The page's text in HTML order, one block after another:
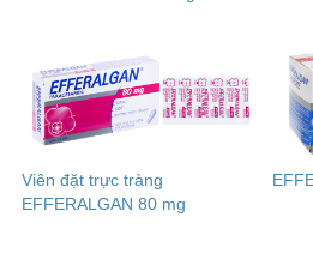
Viên đặt trực tràng
EFFERALGAN 80 mg